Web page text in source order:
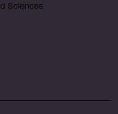
Sciences